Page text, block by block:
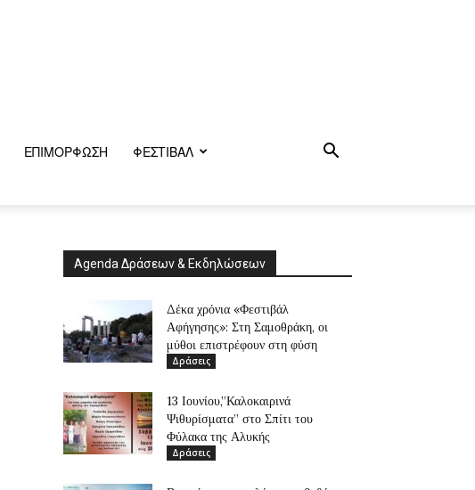
ΕΠΙΜΌΡΦΩΣΗ
ΦΕΣΤΙΒΑΛ
Agenda Δράσεων & Εκδηλώσεων
Δέκα χρόνια «Φεστιβάλ
Αφήγησης»: Στη Σαμοθράκη, οι
μύθοι επιστρέφουν στη φύση
Δράσεις
13 Ιουνίου,”Καλοκαιρινά
Ψιθυρίσματα” στο Σπίτι του
Φύλακα της Αλυκής
Δράσεις